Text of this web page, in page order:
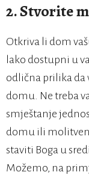
2. Stvorite
Otkriva li dom
lako dostupni u
odlična prilika da
domu. Ne treba
smještanje
domu ili
staviti Boga u
Možemo, na